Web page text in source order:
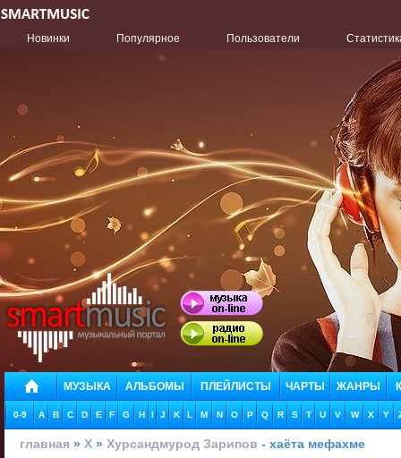
Новинки Популярное Пользователи
МУЗЫКА АЛЬБОМЫ ПЛЕЙЛИСТЫ ЧАРТЫ ЖАНРЫ
0-9 A B C D E F G H I J K L M N O P Q R S T U V W X Y
главная » Х » Хурсандмурод Зарипов - хаёта мефахме